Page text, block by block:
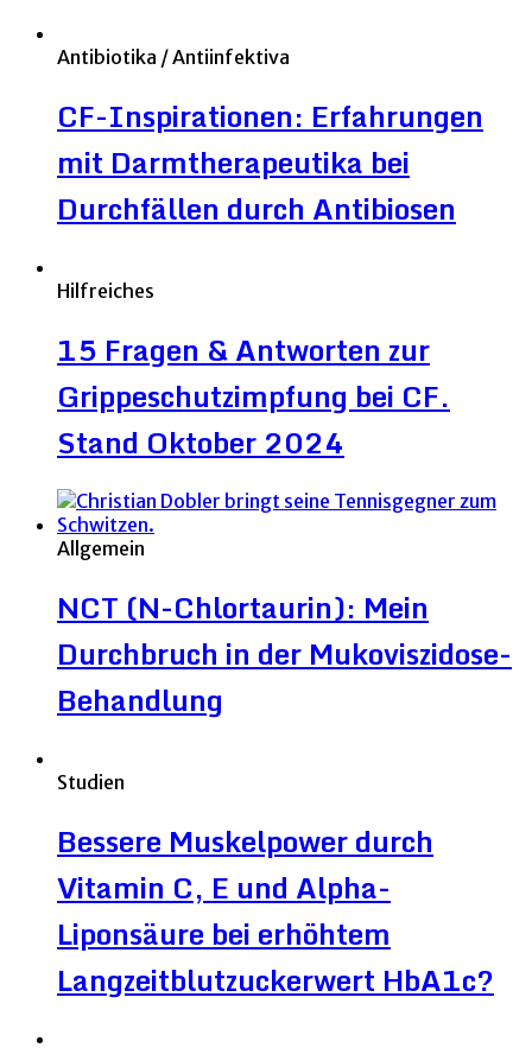
Antibiotika / Antiinfektiva
CF-Inspirationen: Erfahrungen
mit Darmtherapeutika bei
Durchfällen durch Antibiosen
Hilfreiches
15 Fragen & Antworten zur
Grippeschutzimpfung bei CF.
Stand Oktober 2024
Allgemein
NCT (N-Chlortaurin): Mein
Durchbruch in der Mukoviszidose-
Behandlung
Studien
Bessere Muskelpower durch
Vitamin C, E und Alpha-
Liponsäure bei erhöhtem
Langzeitblutzuckerwert HbA1c?